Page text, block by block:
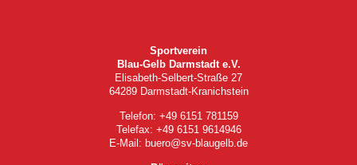
Sportverein
Blau-Gelb Darmstadt e.V.
Elisabeth-Selbert-Straße 27
64289 Darmstadt-Kranichstein
Telefon: +49 6151 781159
Telefax: +49 6151 9614946
E-Mail: buero@sv-blaugelb.de